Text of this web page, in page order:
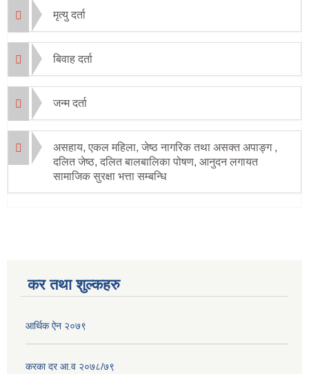
मृत्यु दर्ता
बिवाह दर्ता
जन्म दर्ता
असहाय, एकल महिला, जेष्ठ नागरिक तथा असक्त अपाङ्ग ,
दलित जेष्ठ, दलित बालबालिका पोषण, आनुदन लगायत
सामाजिक सुरक्षा भत्ता सम्बन्धि
कर तथा शुल्कहरु
आर्थिक ऐन २०७९
करका दर आ.व २०७८/७९